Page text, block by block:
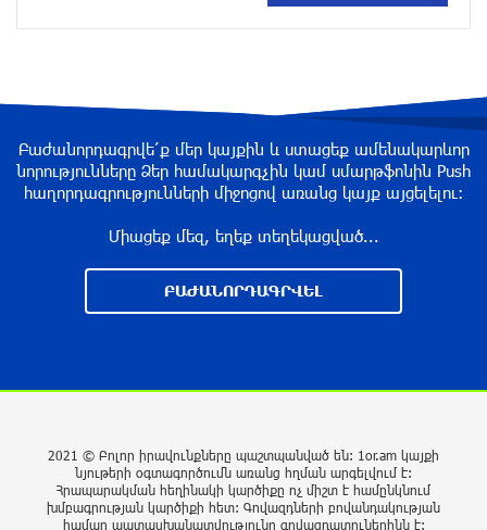
Հայաստանի հավաքականի նախկին մարզիչը
կգլխավորի Ղազախստանի հավաքականը
3 ժամ առաջ
կարող են պարտվել Կոնգրեսի միջանկյալ
ընտրություններում
Դանակահարություն՝ Մասիսի
գազալցակայաններից մեկի մոտ. կասկածյալը
Բաժանորդագրվե՛ք մեր կայքին և ստացեք ամենակարևոր
նորությունները Ձեր համակարգչին կամ սմարթֆոնին Push
հաղորդագրությունների միջոցով առանց կայք այցելելու։
Միացեք մեզ, եղեք տեղեկացված...
ԲԱԺԱՆՈՐԴԱԳՐՎԵԼ
2021 © Բոլոր իրավունքները պաշտպանված են: 1or.am կայքի
նյութերի օգտագործումն առանց հղման արգելվում է:
Հրապարակման հեղինակի կարծիքը ոչ միշտ է համընկնում
խմբագրության կարծիքի հետ: Գովազդների բովանդակության
համար պատասխանատվությունը գովազդատուներինն է: